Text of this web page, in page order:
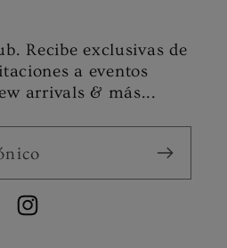
Recibe exclusivas de
a eventos
arrivals & más...
Instagram